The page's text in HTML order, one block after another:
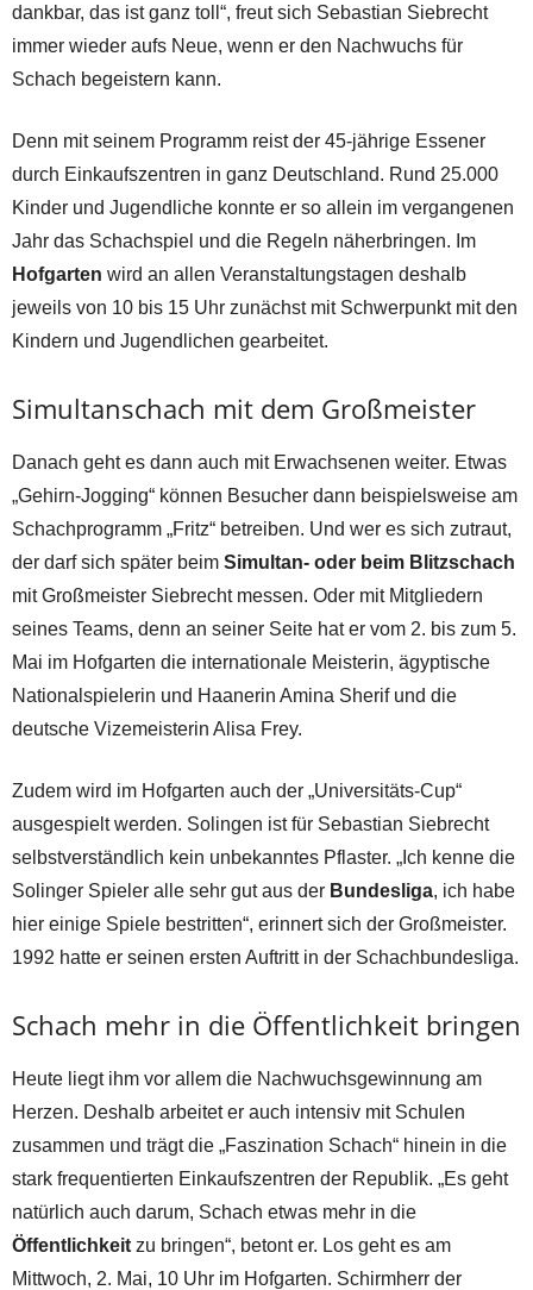
dankbar, das ist ganz toll“, freut sich Sebastian Siebrecht
immer wieder aufs Neue, wenn er den Nachwuchs für
Schach begeistern kann.
Denn mit seinem Programm reist der 45-jährige Essener
durch Einkaufszentren in ganz Deutschland. Rund 25.000
Kinder und Jugendliche konnte er so allein im vergangenen
Jahr das Schachspiel und die Regeln näherbringen. Im
Hofgarten wird an allen Veranstaltungstagen deshalb
jeweils von 10 bis 15 Uhr zunächst mit Schwerpunkt mit den
Kindern und Jugendlichen gearbeitet.
Simultanschach mit dem Großmeister
Danach geht es dann auch mit Erwachsenen weiter. Etwas
„Gehirn-Jogging“ können Besucher dann beispielsweise am
Schachprogramm „Fritz“ betreiben. Und wer es sich zutraut,
der darf sich später beim Simultan- oder beim Blitzschach
mit Großmeister Siebrecht messen. Oder mit Mitgliedern
seines Teams, denn an seiner Seite hat er vom 2. bis zum 5.
Mai im Hofgarten die internationale Meisterin, ägyptische
Nationalspielerin und Haanerin Amina Sherif und die
deutsche Vizemeisterin Alisa Frey.
Zudem wird im Hofgarten auch der „Universitäts-Cup“
ausgespielt werden. Solingen ist für Sebastian Siebrecht
selbstverständlich kein unbekanntes Pflaster. „Ich kenne die
Solinger Spieler alle sehr gut aus der Bundesliga, ich habe
hier einige Spiele bestritten“, erinnert sich der Großmeister.
1992 hatte er seinen ersten Auftritt in der Schachbundesliga.
Schach mehr in die Öffentlichkeit bringen
Heute liegt ihm vor allem die Nachwuchsgewinnung am
Herzen. Deshalb arbeitet er auch intensiv mit Schulen
zusammen und trägt die „Faszination Schach“ hinein in die
stark frequentierten Einkaufszentren der Republik. „Es geht
natürlich auch darum, Schach etwas mehr in die
Öffentlichkeit zu bringen“, betont er. Los geht es am
Mittwoch, 2. Mai, 10 Uhr im Hofgarten. Schirmherr der